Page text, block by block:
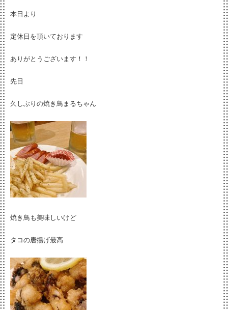
本日より
定休日を頂いております
ありがとうございます！！
先日
久しぶりの焼き鳥まるちゃん
焼き鳥も美味しいけど
タコの唐揚げ最高